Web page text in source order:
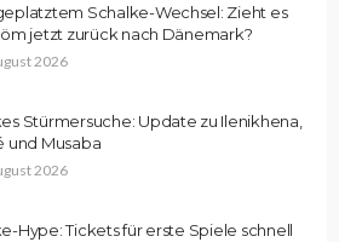
Schalke-Wechsel: Zieht es
jetzt zurück nach Dänemark?
2026
Stürmersuche: Update zu Ilenikhena,
und Musaba
2026
Hype: Tickets für erste Spiele schnell